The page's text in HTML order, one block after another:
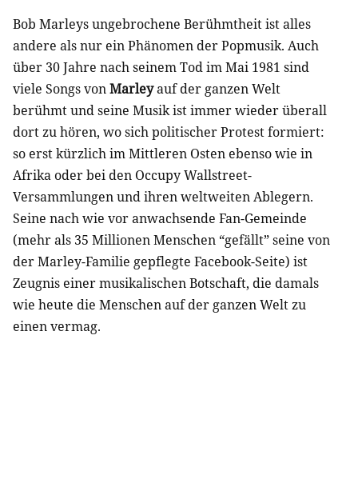
Bob Marleys ungebrochene Berühmtheit ist alles
andere als nur ein Phänomen der Popmusik. Auch
über 30 Jahre nach seinem Tod im Mai 1981 sind
viele Songs vonMarleyauf der ganzen Welt
berühmt und seine Musik ist immer wieder überall
dort zu hören, wo sich politischer Protest formiert:
so erst kürzlich im Mittleren Osten ebenso wie in
Afrika oder bei den Occupy Wallstreet-
Versammlungen und ihren weltweiten Ablegern.
Seine nach wie vor anwachsende Fan-Gemeinde
(mehr als 35 Millionen Menschen “gefällt” seine von
der Marley-Familie gepflegte Facebook-Seite) ist
Zeugnis einer musikalischen Botschaft, die damals
wie heute die Menschen auf der ganzen Welt zu
einen vermag.